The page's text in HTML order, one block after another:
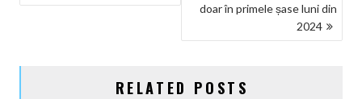
doar în primele șase luni din
2024
RELATED POSTS